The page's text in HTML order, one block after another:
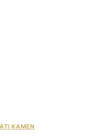
KAMEN